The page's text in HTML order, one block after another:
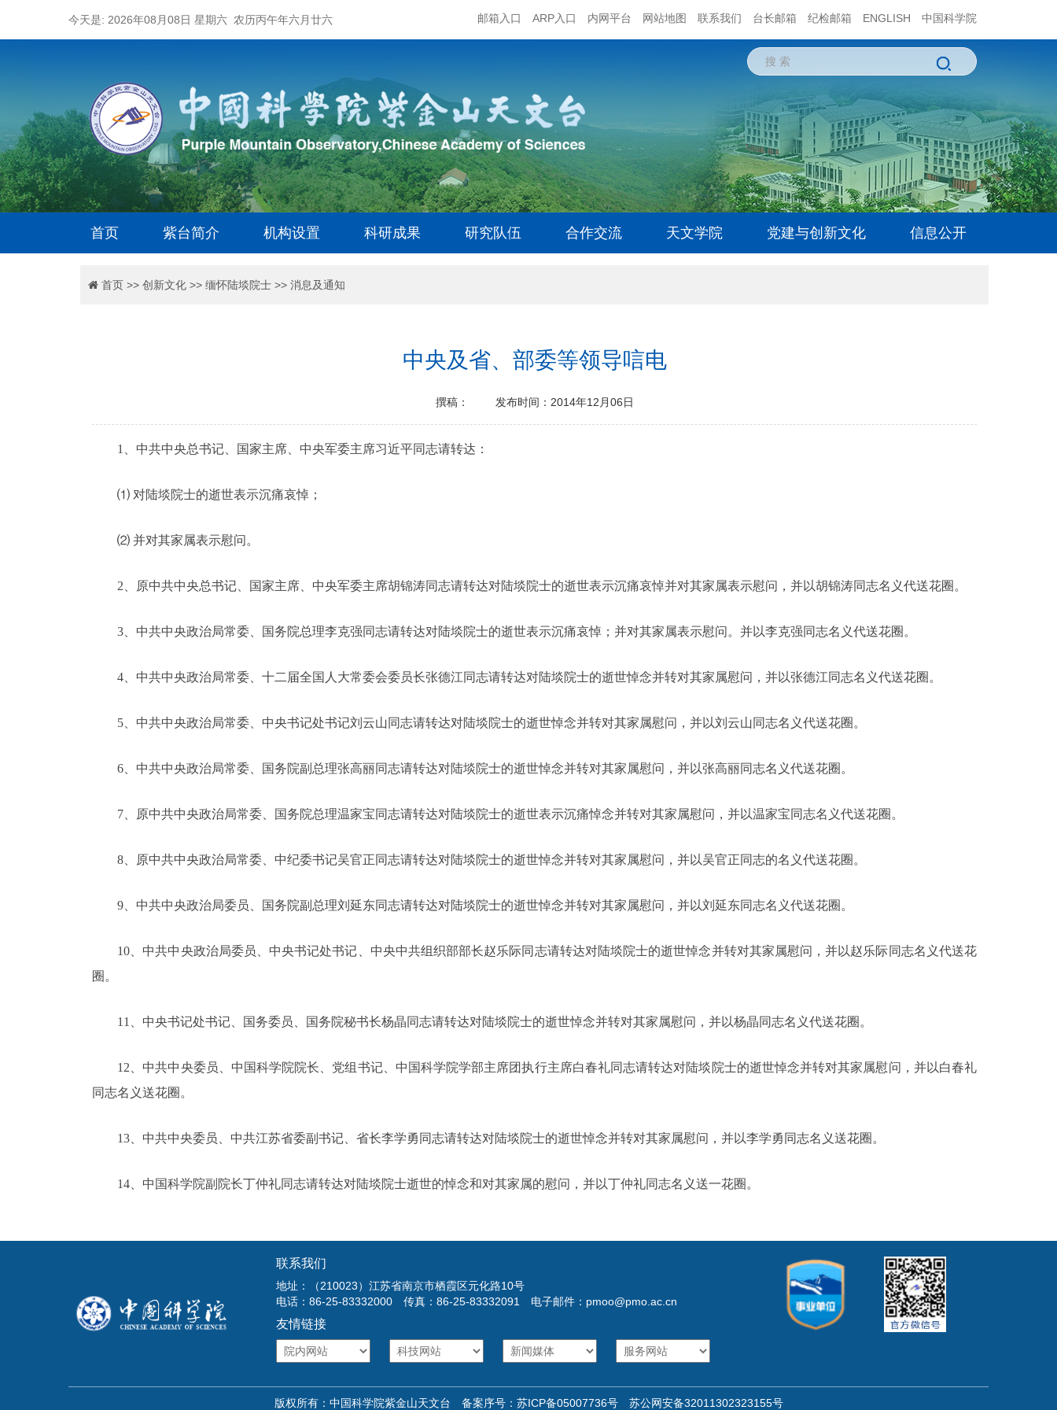
今天是: 2026年08月08日 星期六 农历丙午年六月廿六 邮箱入口 ARP入口 内网平台 网站地图 联系我们 台长邮箱 纪检邮箱 ENGLISH 中国科学院
首页 紫台简介 机构设置 科研成果 研究队伍 合作交流 天文学院 党建与创新文化 信息公开
首页 >> 创新文化 >> 缅怀陆埮院士 >> 消息及通知
中央及省、部委等领导唁电
撰稿： 发布时间：2014年12月06日
1、中共中央总书记、国家主席、中央军委主席习近平同志请转达：
⑴ 对陆埮院士的逝世表示沉痛哀悼；
⑵ 并对其家属表示慰问。
2、原中共中央总书记、国家主席、中央军委主席胡锦涛同志请转达对陆埮院士的逝世表示沉痛哀悼并对其家属表示慰问，并以胡锦涛同志名义代送花圈。
3、中共中央政治局常委、国务院总理李克强同志请转达对陆埮院士的逝世表示沉痛哀悼；并对其家属表示慰问。 并以李克强同志名义代送花圈。
4、中共中央政治局常委、十二届全国人大常委会委员长张德江同志请转达对陆埮院士的逝世悼念并转对其家属慰问，并以张德江同志名义代送花圈。
5、中共中央政治局常委、中央书记处书记刘云山同志请转达对陆埮院士的逝世悼念并转对其家属慰问，并以刘云山同志名义代送花圈。
6、中共中央政治局常委、国务院副总理张高丽同志请转达对陆埮院士的逝世悼念并转对其家属慰问，并以张高丽同志名义代送花圈。
7、原中共中央政治局常委、国务院总理温家宝同志请转达对陆埮院士的逝世表示沉痛悼念并转对其家属慰问，并以温家宝同志名义代送花圈。
8、原中共中央政治局常委、中纪委书记吴官正同志请转达对陆埮院士的逝世悼念并转对其家属慰问，并以吴官正同志的名义代送花圈。
9、中共中央政治局委员、国务院副总理刘延东同志请转达对陆埮院士的逝世悼念并转对其家属慰问，并以刘延东同志名义代送花圈。
10、中共中央政治局委员、中央书记处书记、中央中共组织部部长赵乐际同志请转达对陆埮院士的逝世悼念并转对其家属慰问，并以赵乐际同志名义代送花
圈。
11、中央书记处书记、国务委员、国务院秘书长杨晶同志请转达对陆埮院士的逝世悼念并转对其家属慰问，并以杨晶同志名义代送花圈。
12、中共中央委员、中国科学院院长、党组书记、中国科学院学部主席团执行主席白春礼同志请转达对陆埮院士的逝世悼念并转对其家属慰问，并以白春礼
同志名义送花圈。
13、中共中央委员、中共江苏省委副书记、省长李学勇同志请转达对陆埮院士的逝世悼念并转对其家属慰问，并以李学勇同志名义送花圈。
14、中国科学院副院长丁仲礼同志请转达对陆埮院士逝世的悼念和对其家属的慰问，并以丁仲礼同志名义送一花圈。
联系我们
地址：（210023）江苏省南京市栖霞区元化路10号
电话：86-25-83332000 传真：86-25-83332091 电子邮件：pmoo@pmo.ac.cn
友情链接
版权所有：中国科学院紫金山天文台 备案序号： 苏ICP备05007736号苏公网安备32011302323155号